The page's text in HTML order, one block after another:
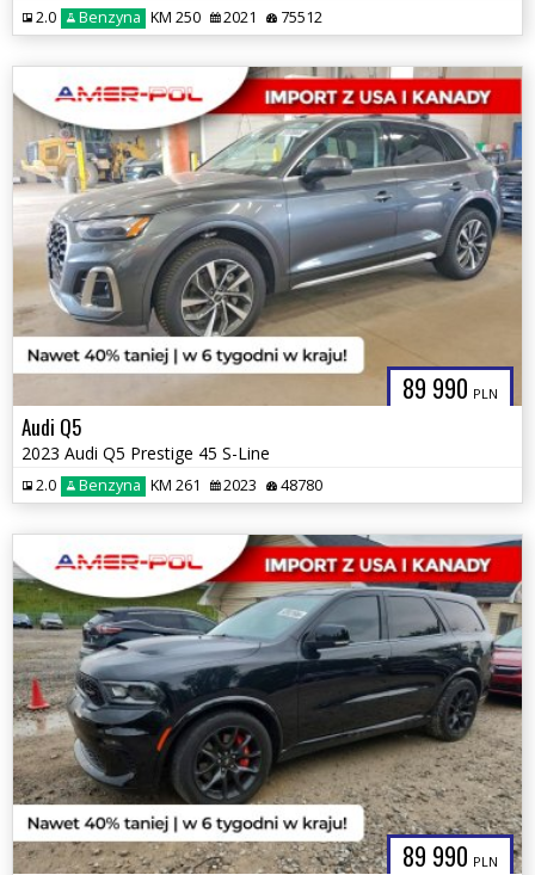
2.0 Benzyna KM 250 2021 75512
89 990 PLN
Audi Q5
2023 Audi Q5 Prestige 45 S-Line
2.0 Benzyna KM 261 2023 48780
89 990 PLN